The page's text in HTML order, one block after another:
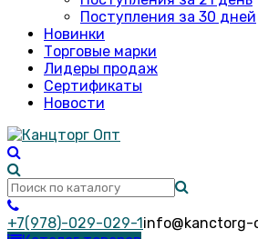
Поступления за 30 дней
Новинки
Торговые марки
Лидеры продаж
Сертификаты
Новости
+7(978)-029-029-1info@kanctorg-